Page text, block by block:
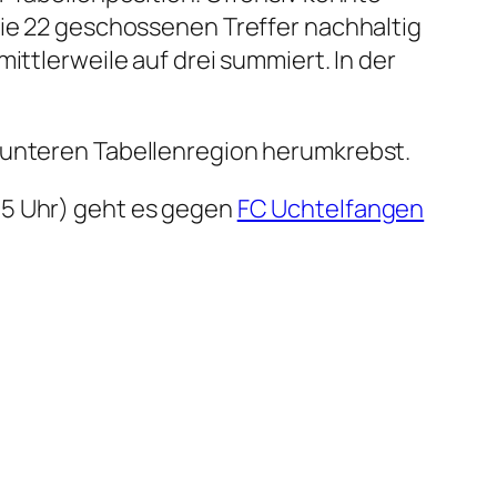
22 geschossenen Treffer nachhaltig
auf drei summiert. In der
Tabellenregion herumkrebst.
Uhr) geht es gegen FC Uchtelfangen